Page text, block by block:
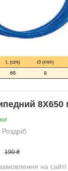
8Х650
Роздріб
190 ₴
на